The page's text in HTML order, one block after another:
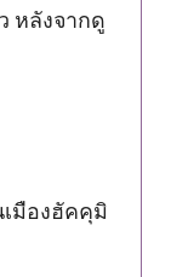
หลังจากดู
มืองฮัคคุมิ